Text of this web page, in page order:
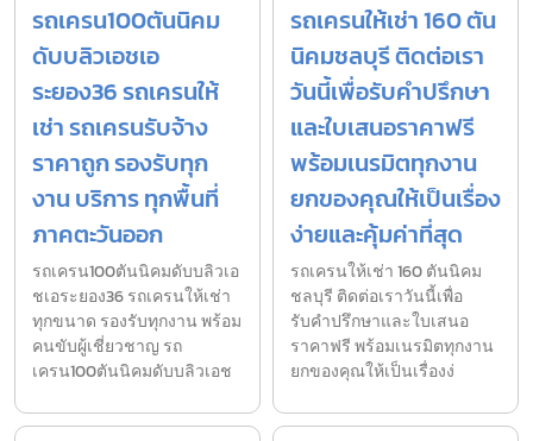
รถเครน100ตันนิคม
ดับบลิวเอชเอ
ระยอง36 รถเครนให้
เช่า รถเครนรับจ้าง
ราคาถูก รองรับทุก
งาน บริการ ทุกพื้นที่
ภาคตะวันออก
รถเครน100ตันนิคมดับบลิวเอ
ชเอระยอง36 รถเครนให้เช่า
ทุกขนาด รองรับทุกงาน พร้อม
คนขับผู้เชี่ยวชาญ รถ
เครน100ตันนิคมดับบลิวเอช
รถเครนให้เช่า 160 ตัน
นิคมชลบุรี ติดต่อเรา
วันนี้เพื่อรับคำปรึกษา
และใบเสนอราคาฟรี
พร้อมเนรมิตทุกงาน
ยกของคุณให้เป็นเรื่อง
ง่ายและคุ้มค่าที่สุด
รถเครนให้เช่า 160 ตันนิคม
ชลบุรี ติดต่อเราวันนี้เพื่อ
รับคำปรึกษาและใบเสนอ
ราคาฟรี พร้อมเนรมิตทุกงาน
ยกของคุณให้เป็นเรื่องง่